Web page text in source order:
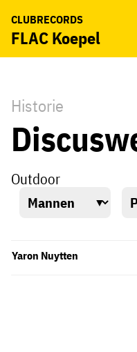
CLUBRECORDS
FLAC Koepel
Historie
Outdoor
Yaron Nuytten